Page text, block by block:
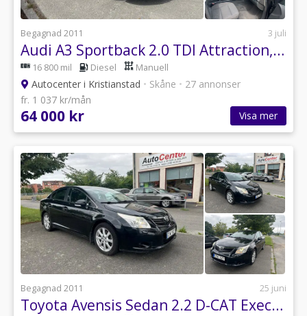
Begagnad 2011 3 juli
Audi A3 Sportback 2.0 TDI Attraction, Comfort Euro 5
16 800 mil Diesel Manuell
Autocenter i Kristianstad • Skåne • 27 annonser
fr. 1 037 kr/mån
64 000 kr Visa mer
Begagnad 2011 25 juni
Toyota Avensis Sedan 2.2 D-CAT Executive Euro 5